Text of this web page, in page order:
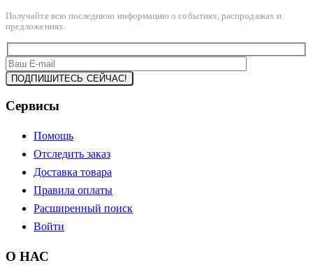
Получайте всю последнюю информацию о событиях, распродажах и
предложениях.
Сервисы
Помощь
Отследить заказ
Доставка товара
Правила оплаты
Расширенный поиск
Войти
О НАС